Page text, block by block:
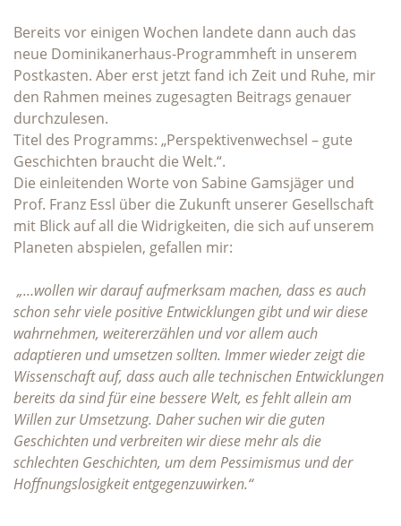
Bereits vor einigen Wochen landete dann auch das
neue Dominikanerhaus-Programmheft in unserem
Postkasten. Aber erst jetzt fand ich Zeit und Ruhe, mir
den Rahmen meines zugesagten Beitrags genauer
durchzulesen.
Titel des Programms: „Perspektivenwechsel – gute
Geschichten braucht die Welt.“.
Die einleitenden Worte von Sabine Gamsjäger und
Prof. Franz Essl über die Zukunft unserer Gesellschaft
mit Blick auf all die Widrigkeiten, die sich auf unserem
Planeten abspielen, gefallen mir:
„…wollen wir darauf aufmerksam machen, dass es auch
schon sehr viele positive Entwicklungen gibt und wir diese
wahrnehmen, weitererzählen und vor allem auch
adaptieren und umsetzen sollten. Immer wieder zeigt die
Wissenschaft auf, dass auch alle technischen Entwicklungen
bereits da sind für eine bessere Welt, es fehlt allein am
Willen zur Umsetzung. Daher suchen wir die guten
Geschichten und verbreiten wir diese mehr als die
schlechten Geschichten, um dem Pessimismus und der
Hoffnungslosigkeit entgegenzuwirken.“